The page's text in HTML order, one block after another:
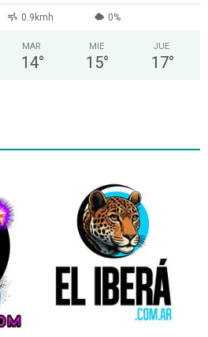
0.9kmh 0%
MAR
14°
MIE
15°
JUE
17°